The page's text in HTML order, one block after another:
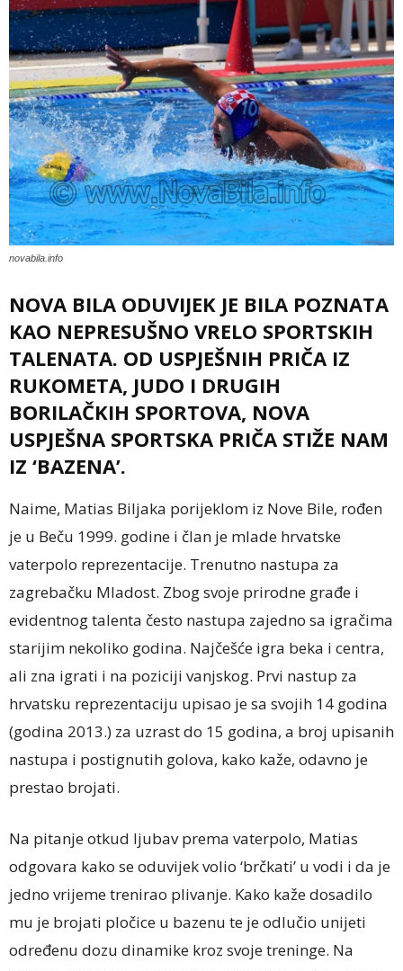
novabila.info
NOVA BILA ODUVIJEK JE BILA POZNATA
KAO NEPRESUŠNO VRELO SPORTSKIH
TALENATA. OD USPJEŠNIH PRIČA IZ
RUKOMETA, JUDO I DRUGIH
BORILAČKIH SPORTOVA, NOVA
USPJEŠNA SPORTSKA PRIČA STIŽE NAM
IZ ‘BAZENA’.
Naime, Matias Biljaka porijeklom iz Nove Bile, rođen
je u Beču 1999. godine i član je mlade hrvatske
vaterpolo reprezentacije. Trenutno nastupa za
zagrebačku Mladost. Zbog svoje prirodne građe i
evidentnog talenta često nastupa zajedno sa igračima
starijim nekoliko godina. Najčešće igra beka i centra,
ali zna igrati i na poziciji vanjskog. Prvi nastup za
hrvatsku reprezentaciju upisao je sa svojih 14 godina
(godina 2013.) za uzrast do 15 godina, a broj upisanih
nastupa i postignutih golova, kako kaže, odavno je
prestao brojati.
Na pitanje otkud ljubav prema vaterpolo, Matias
odgovara kako se oduvijek volio ‘brčkati’ u vodi i da je
jedno vrijeme trenirao plivanje. Kako kaže dosadilo
mu je brojati pločice u bazenu te je odlučio unijeti
određenu dozu dinamike kroz svoje treninge. Na